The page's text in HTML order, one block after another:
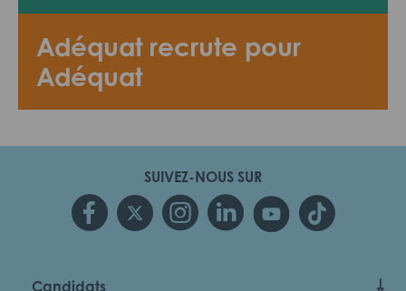
Adéquat recrute pour
Adéquat
SUIVEZ-NOUS SUR
Candidats